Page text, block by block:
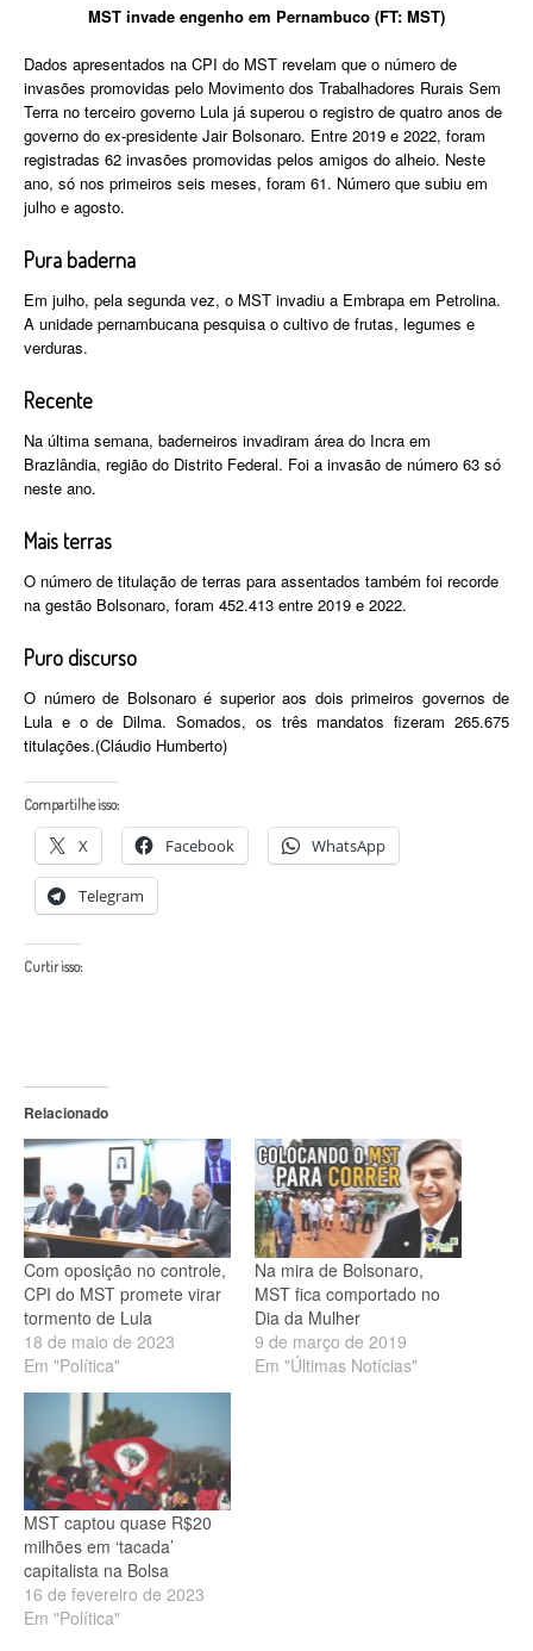
MST invade engenho em Pernambuco (FT: MST)
Dados apresentados na CPI do MST revelam que o número de
invasões promovidas pelo Movimento dos Trabalhadores Rurais Sem
Terra no terceiro governo Lula já superou o registro de quatro anos de
governo do ex-presidente Jair Bolsonaro. Entre 2019 e 2022, foram
registradas 62 invasões promovidas pelos amigos do alheio. Neste
ano, só nos primeiros seis meses, foram 61. Número que subiu em
julho e agosto.
Pura baderna
Em julho, pela segunda vez, o MST invadiu a Embrapa em Petrolina.
A unidade pernambucana pesquisa o cultivo de frutas, legumes e
verduras.
Recente
Na última semana, baderneiros invadiram área do Incra em
Brazlândia, região do Distrito Federal. Foi a invasão de número 63 só
neste ano.
Mais terras
O número de titulação de terras para assentados também foi recorde
na gestão Bolsonaro, foram 452.413 entre 2019 e 2022.
Puro discurso
O número de Bolsonaro é superior aos dois primeiros governos de
Lula e o de Dilma. Somados, os três mandatos fizeram 265.675
titulações.(Cláudio Humberto)
Compartilhe isso:
X Facebook WhatsApp
Telegram
Curtir isso:
Relacionado
Com oposição no controle,
CPI do MST promete virar
tormento de Lula
18 de maio de 2023
Em "Política"
Na mira de Bolsonaro,
MST fica comportado no
Dia da Mulher
9 de março de 2019
Em "Últimas Notícias"
MST captou quase R$20
milhões em ‘tacada’
capitalista na Bolsa
16 de fevereiro de 2023
Em "Política"